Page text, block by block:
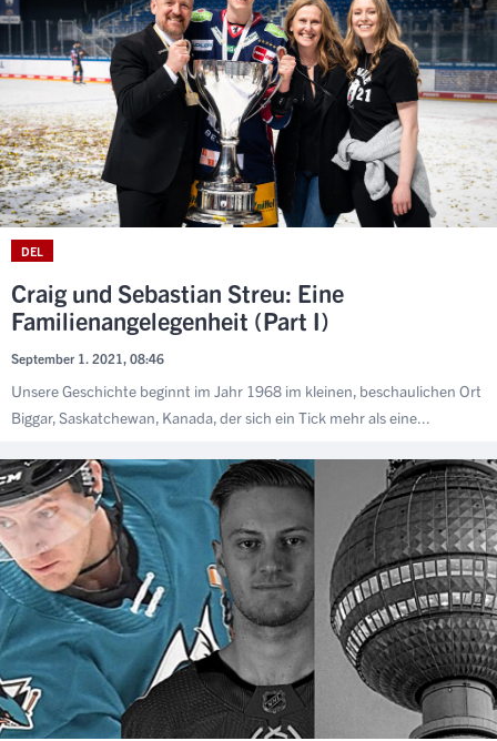
DEL
Craig und Sebastian Streu: Eine
Familienangelegenheit (Part I)
September 1. 2021, 08:46
Unsere Geschichte beginnt im Jahr 1968 im kleinen, beschaulichen Ort
Biggar, Saskatchewan, Kanada, der sich ein Tick mehr als eine...